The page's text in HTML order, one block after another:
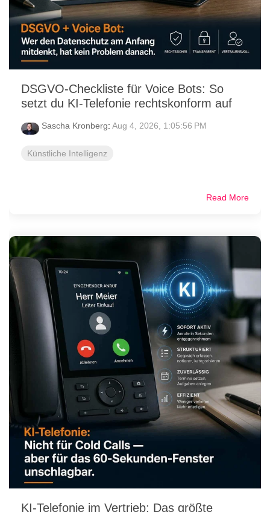
DSGVO-Checkliste für Voice Bots: So
setzt du KI-Telefonie rechtskonform auf
Sascha Kronberg: Aug 4, 2026, 1:05:56 PM
Künstliche Intelligenz
Read More
KI-Telefonie im Vertrieb: Das größte